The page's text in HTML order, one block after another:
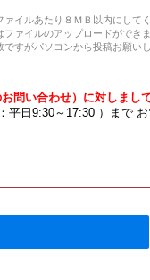
イルあたり８ＭＢ以内にして
ァイルのアップロードができ
すがパソコンから投稿お願いし
問い合わせ）に対しまし
日9:30～17:30 ）まで お